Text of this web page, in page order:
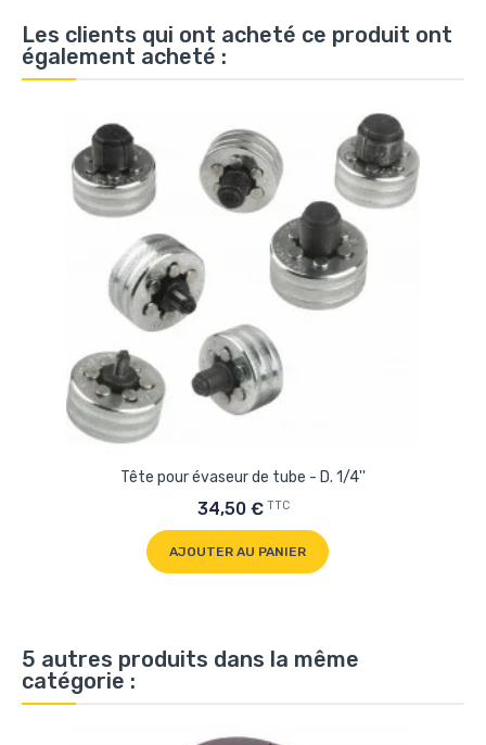
Les clients qui ont acheté ce produit ont
également acheté :
Tête pour évaseur de tube - D. 1/4''
34,50 € TTC
AJOUTER AU PANIER
5 autres produits dans la même
catégorie :